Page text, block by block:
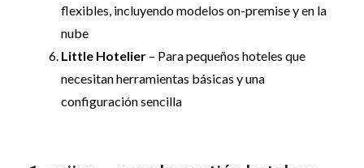
flexibles, incluyendo modelos on-premise y en la
nube
Little Hotelier – Para pequeños hoteles que
necesitan herramientas básicas y una
configuración sencilla